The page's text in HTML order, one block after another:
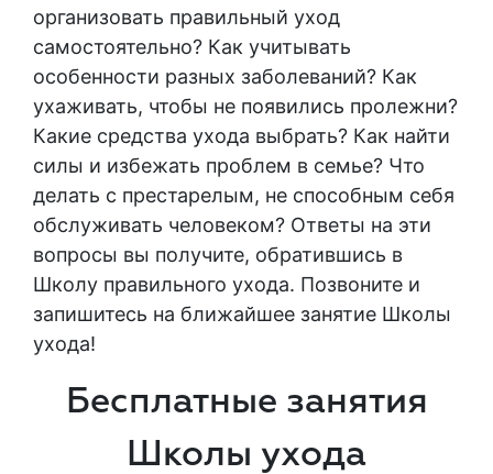
организовать правильный уход
самостоятельно? Как учитывать
особенности разных заболеваний? Как
ухаживать, чтобы не появились пролежни?
Какие средства ухода выбрать? Как найти
силы и избежать проблем в семье? Что
делать с престарелым, не способным себя
обслуживать человеком? Ответы на эти
вопросы вы получите, обратившись в
Школу правильного ухода. Позвоните и
запишитесь на ближайшее занятие Школы
ухода!
Бесплатные занятия
Школы ухода